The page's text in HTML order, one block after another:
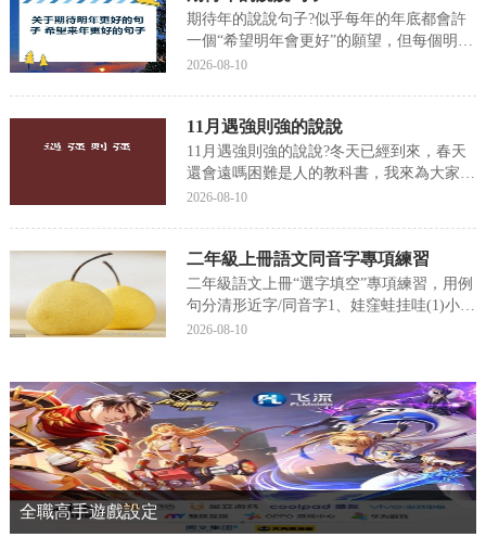
立刻下方就自...
期待年的說說句子?似乎每年的年底都會許
一個“希望明年會更好”的願望，但每個明年
都隻會更糟，現在小編就來說說關于期待年
年的年底都會許一個“希望明年會更好”的願
望，但每...
2026-08-10
11月遇強則強的說說
11月遇強則強的說說?冬天已經到來，春天
還會遠嗎困難是人的教科書，我來為大家講
解一下關于11月遇強則強的說說?跟着小編
書。逆境能打敗弱者而造就強者。世上無難
事，隻...
2026-08-10
二年級上冊語文同音字專項練習
二年級語文上冊“選字填空”專項練習，用例
句分清形近字/同音字1、娃窪蛙挂哇(1)小明
大聲喊：“多麼可愛的小葫蘆（）！”(2)荷
（）住動物的皮毛走遍田野、山（）。2...
2026-08-10
全職高手遊戲設定